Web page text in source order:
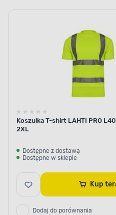
koszulki
Koszulka T-shirt LAHTI PRO
2XL
Dostępne z dostawą
Dostępne w sklepie
Kup
Dodaj do porównania